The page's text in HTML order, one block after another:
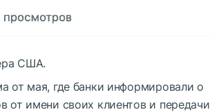
США.
от мая, где банки информировали о
от имени своих клиентов и передачи